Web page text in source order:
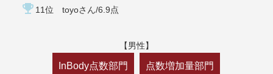
emoji_events 11位 toyoさん/6.9点
【男性】
InBody点数部門 点数増加量部門